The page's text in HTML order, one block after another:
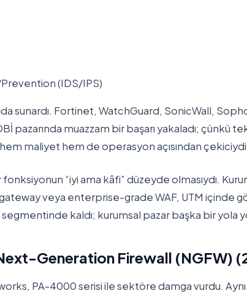
(IDS/IPS)
sunardı. Fortinet, WatchGuard, SonicWall,
pazarında muazzam bir başarı yakaladı; çünkü
maliyet hem de operasyon açısından
fonksiyonun “iyi ama kâfi” düzeyde olmasıydı.
veya enterprise-grade WAF, UTM içinde
kaldı; kurumsal pazar başka bir yola
Generation Firewall (NGFW)
PA-4000 serisi ile sektöre damga vurdu.